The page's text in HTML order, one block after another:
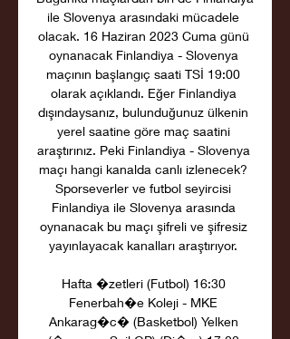
ile Slovenya arasındaki mücadele
olacak. 16 Haziran 2023 Cuma günü
oynanacak Finlandiya - Slovenya
maçının başlangıç saati TSİ 19:00
olarak açıklandı. Eğer Finlandiya
dışındaysanız, bulunduğunuz ülkenin
yerel saatine göre maç saatini
araştırınız. Peki Finlandiya - Slovenya
maçı hangi kanalda canlı izlenecek?
Sporseverler ve futbol seyircisi
Finlandiya ile Slovenya arasında
oynanacak bu maçı şifreli ve şifresiz
yayınlayacak kanalları araştırıyor.
Hafta �zetleri (Futbol) 16:30
Fenerbah�e Koleji - MKE
Ankarag�c� (Basketbol) Yelken